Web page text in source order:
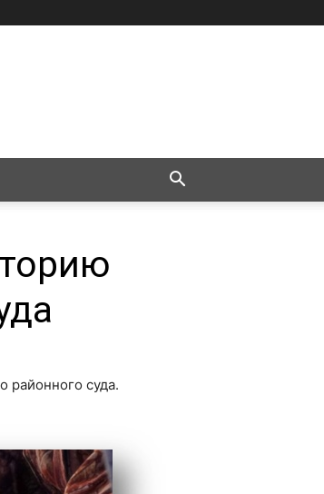
районного суда.